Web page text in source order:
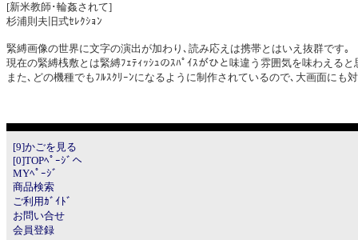
[新米教師･輪姦されて]
杉浦則夫旧式ｾﾚｸｼｮﾝ
緊縛画像の世界に文字の演出が加わり､読み応えは携帯とはいえ抜群です｡
現在の緊縛桟敷とは緊縛ﾌｪﾃｨｯｼｭのｽﾊﾟｲｽがひと味違う雰囲気を味わえると
また､どの機種でもﾌﾙｽｸﾘｰﾝになるように制作されているので､大画面にも
[9]かごを見る
[0]TOPﾍﾟｰｼﾞへ
MYﾍﾟｰｼﾞ
商品検索
ご利用ｶﾞｲﾄﾞ
お問い合せ
会員登録